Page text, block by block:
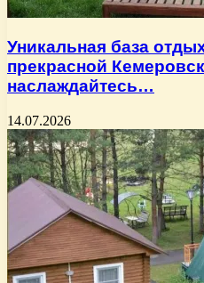
Уникальная база
прекрасной
наслаждайтесь…
14.07.2026